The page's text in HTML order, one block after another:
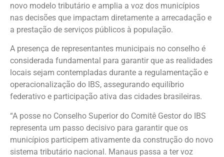
novo modelo tributário e amplia a voz dos municípios
nas decisões que impactam diretamente a arrecadação e
a prestação de serviços públicos à população.
A presença de representantes municipais no conselho é
considerada fundamental para garantir que as realidades
locais sejam contempladas durante a regulamentação e
operacionalização do IBS, assegurando equilíbrio
federativo e participação ativa das cidades brasileiras.
“A posse no Conselho Superior do Comitê Gestor do IBS
representa um passo decisivo para garantir que os
municípios participem ativamente da construção do novo
sistema tributário nacional. Manaus passa a ter voz